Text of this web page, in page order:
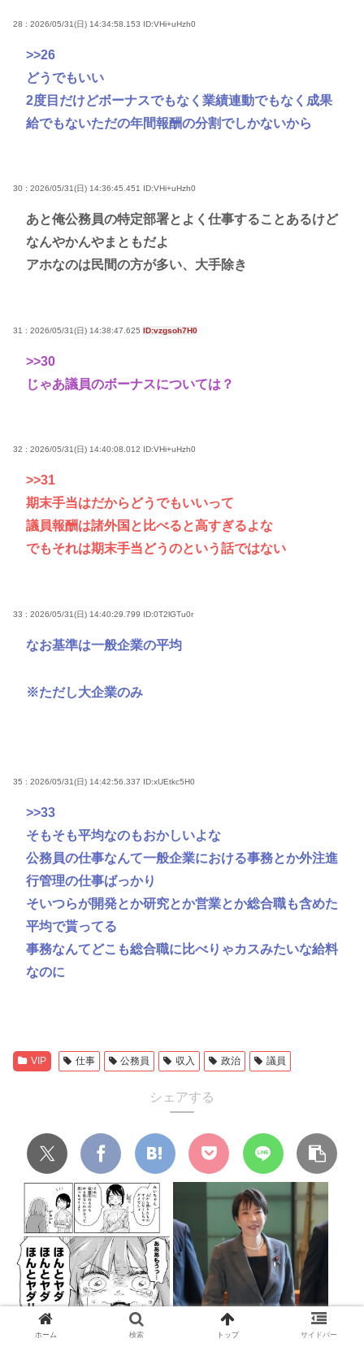
28 : 2026/05/31(日) 14:34:58.153 ID:VHi+uHzh0
>>26
どうでもいい
2度目だけどボーナスでもなく業績連動でもなく成果
給でもないただの年間報酬の分割でしかないから
30 : 2026/05/31(日) 14:36:45.451 ID:VHi+uHzh0
あと俺公務員の特定部署とよく仕事することあるけど
なんやかんやまともだよ
アホなのは民間の方が多い、大手除き
31 : 2026/05/31(日) 14:38:47.625 ID:vzgsoh7H0
>>30
じゃあ議員のボーナスについては？
32 : 2026/05/31(日) 14:40:08.012 ID:VHi+uHzh0
>>31
期末手当はだからどうでもいいって
議員報酬は諸外国と比べると高すぎるよな
でもそれは期末手当どうのという話ではない
33 : 2026/05/31(日) 14:40:29.799 ID:0T2lGTu0r
なお基準は一般企業の平均
※ただし大企業のみ
35 : 2026/05/31(日) 14:42:56.337 ID:xUEtkc5H0
>>33
そもそも平均なのもおかしいよな
公務員の仕事なんて一般企業における事務とか外注進
行管理の仕事ばっかり
そいつらが開発とか研究とか営業とか総合職も含めた
平均で貰ってる
事務なんてどこも総合職に比べりゃカスみたいな給料
なのに
VIP 仕事 公務員 収入 政治 議員
シェアする
みいちゃんと山田さん、日本の
警察なめすぎで炎上www
高市早苗が終戦記念日8月15日に
靖国参拝するか予想するスレ
ホーム 検索 トップ サイドバー